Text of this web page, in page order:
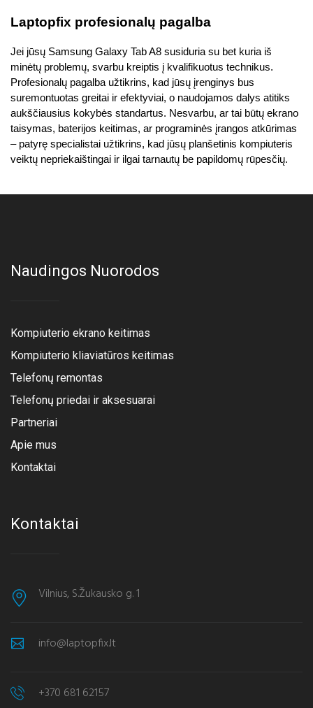
Laptopfix profesionalų pagalba
Jei jūsų Samsung Galaxy Tab A8 susiduria su bet kuria iš
minėtų problemų, svarbu kreiptis į kvalifikuotus technikus.
Profesionalų pagalba užtikrins, kad jūsų įrenginys bus
suremontuotas greitai ir efektyviai, o naudojamos dalys atitiks
aukščiausius kokybės standartus. Nesvarbu, ar tai būtų ekrano
taisymas, baterijos keitimas, ar programinės įrangos atkūrimas
– patyrę specialistai užtikrins, kad jūsų planšetinis kompiuteris
veiktų nepriekaištingai ir ilgai tarnautų be papildomų rūpesčių.
Naudingos Nuorodos
Kompiuterio ekrano keitimas
Kompiuterio kliaviatūros keitimas
Telefonų remontas
Telefonų priedai ir aksesuarai
Partneriai
Apie mus
Kontaktai
Kontaktai
Vilnius, S.Žukausko g. 1
info@laptopfix.lt
+370 681 62157